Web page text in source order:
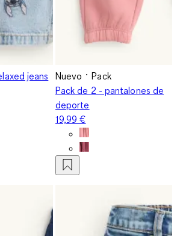
jeans
Nuevo
Pack
Pack de 2 - pantalones de
deporte
19,99 €